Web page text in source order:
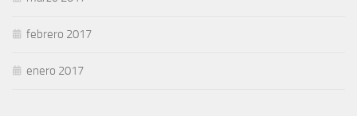
febrero 2017
enero 2017